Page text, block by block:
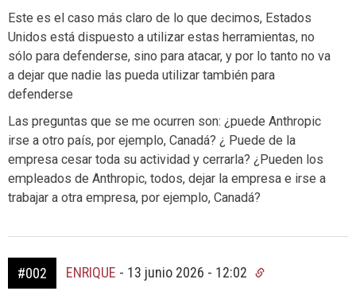
Este es el caso más claro de lo que decimos, Estados
Unidos está dispuesto a utilizar estas herramientas, no
sólo para defenderse, sino para atacar, y por lo tanto no va
a dejar que nadie las pueda utilizar también para
defenderse
Las preguntas que se me ocurren son: ¿puede Anthropic
irse a otro país, por ejemplo, Canadá? ¿ Puede de la
empresa cesar toda su actividad y cerrarla? ¿Pueden los
empleados de Anthropic, todos, dejar la empresa e irse a
trabajar a otra empresa, por ejemplo, Canadá?
#002 ENRIQUE - 13 junio 2026 - 12:02